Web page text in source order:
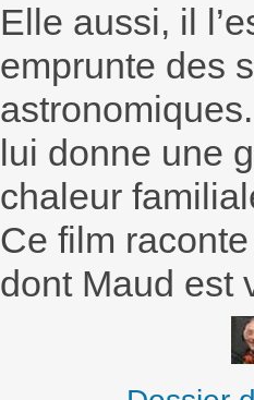
Elle aussi, il
emprunte des
lui donne une
chaleur
Ce film
dont Maud est